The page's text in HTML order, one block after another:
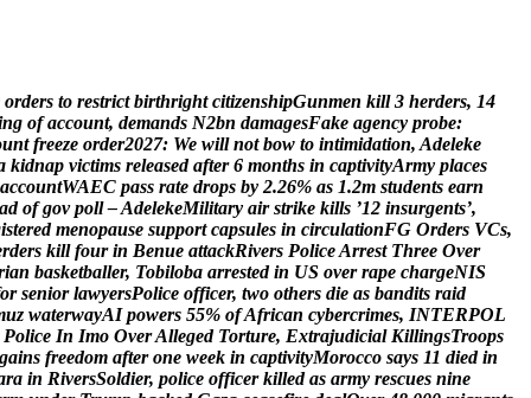
orders to restrict birthright citizenshipGunmen kill 3 herders, 14
ng of account, demands N2bn damagesFake agency probe:
unt freeze order2027: We will not bow to intimidation, Adeleke
kidnap victims released after 6 months in captivityArmy places
accountWAEC pass rate drops by 2.26% as 1.2m students earn
ad of gov poll –AdelekeMilitary air strike kills ’12 insurgents’,
istered menopause support capsules in circulationFG Orders VCs,
rders kill four in Benue attackRivers PoliceArrest Three Over
ian basketballer, Tobiloba arrested in US over rape chargeNIS
or senior lawyersPolice officer, two others die as bandits raid
uz waterwayAI powers 55% ofAfrican cybercrimes, INTERPOL
Police In Imo OverAlleged Torture, Extrajudicial KillingsTroops
gains freedom after one week in captivityMorocco says 11 died in
ra in RiversSoldier, police officer killed as army rescues nine